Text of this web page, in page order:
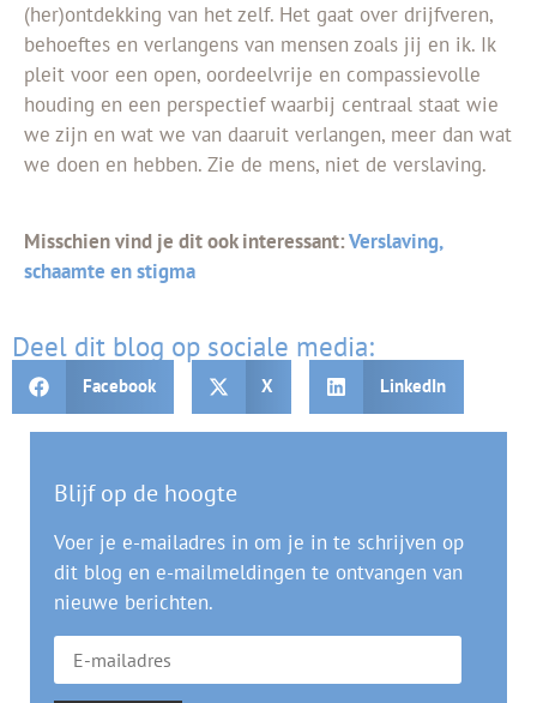
(her)ontdekking van het zelf. Het gaat over drijfveren,
behoeftes en verlangens van mensen zoals jij en ik. Ik
pleit voor een open, oordeelvrije en compassievolle
houding en een perspectief waarbij centraal staat wie
we zijn en wat we van daaruit verlangen, meer dan wat
we doen en hebben. Zie de mens, niet de verslaving.
Misschien vind je dit ook interessant:Verslaving,
schaamte en stigma
Deel dit blog op sociale media:
Facebook X LinkedIn
Blijf op de hoogte
Voer je e-mailadres in om je in te schrijven op
dit blog en e-mailmeldingen te ontvangen van
nieuwe berichten.